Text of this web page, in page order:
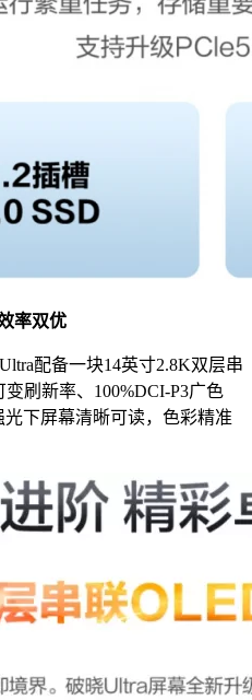
率双优
配备一块14英寸2.8K双层串
刷新率、100%DCI-P3广色
光下屏幕清晰可读，色彩精准